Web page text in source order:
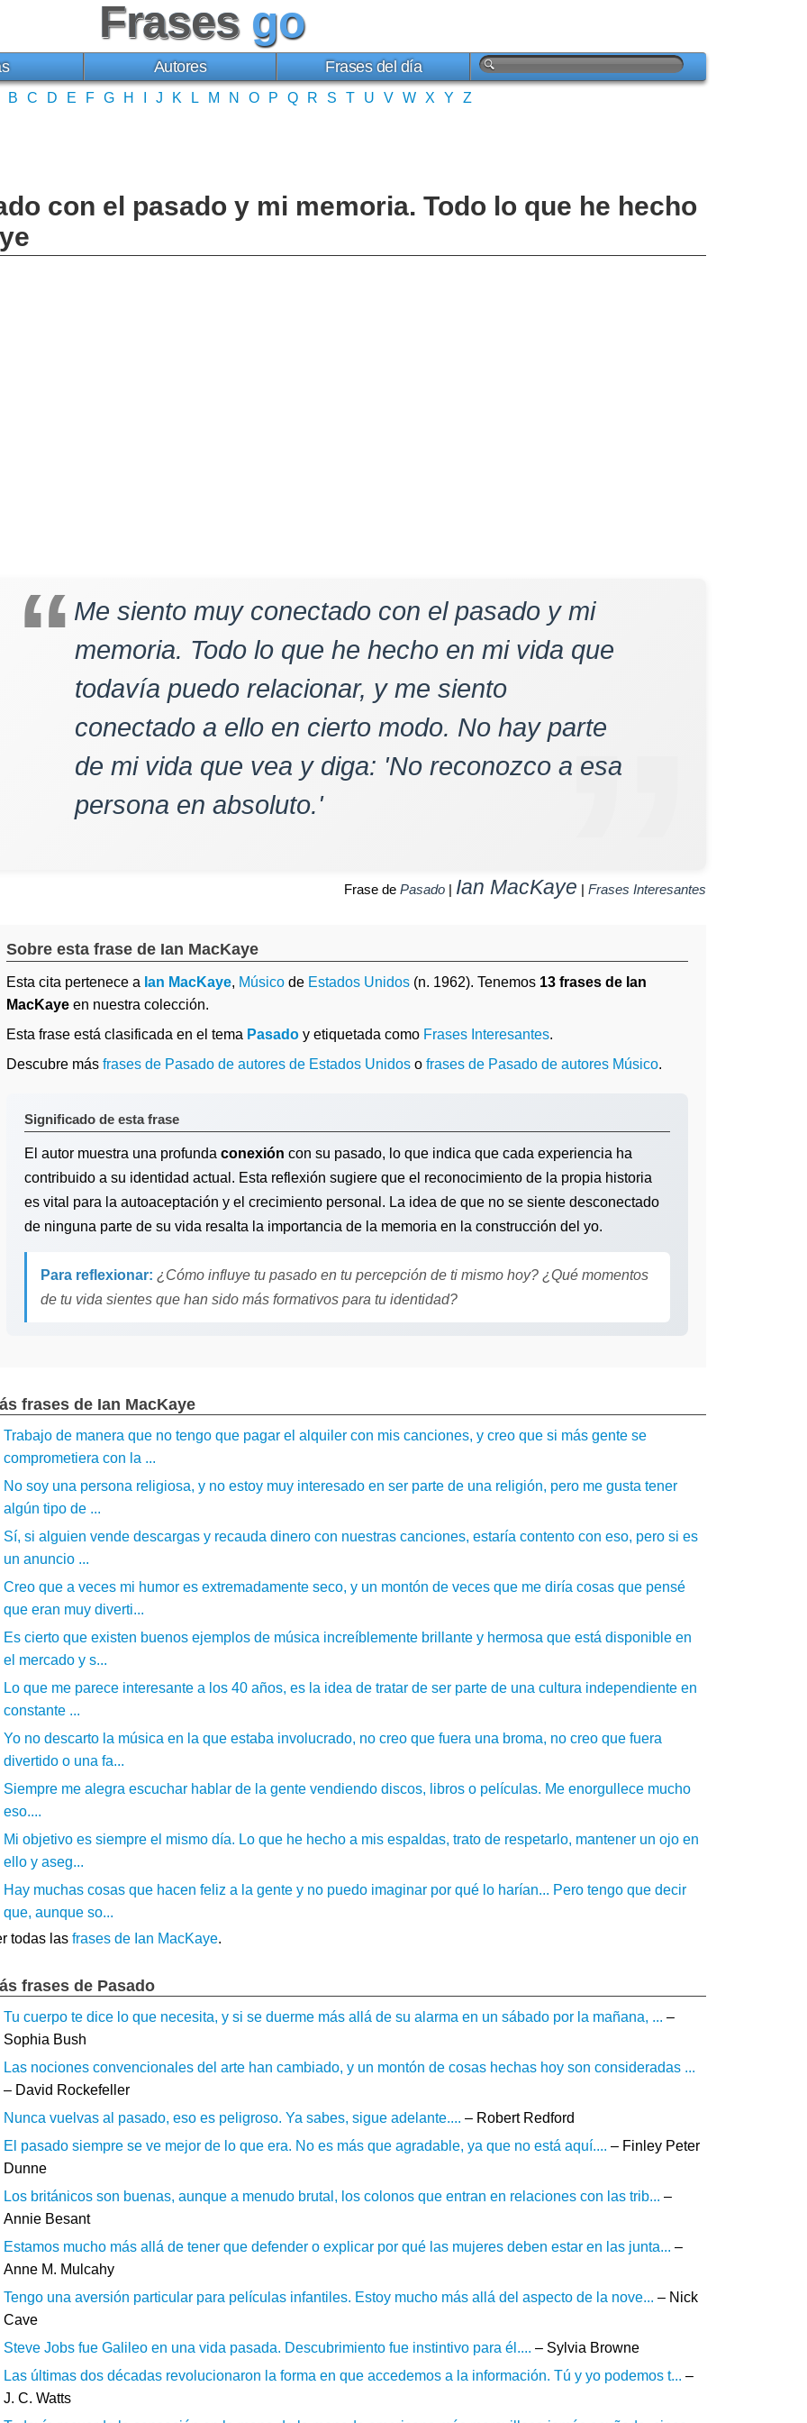
Frases go
Autores Frases del día
B C D E F G H J K L M N O P Q R S T U V W X Y Z
con el pasado y mi memoria. Todo lo que he hecho
Me siento muy conectado con el pasado y mi
memoria. Todo lo que he hecho en mi vida que
todavía puedo relacionar, y me siento
conectado a ello en cierto modo. No hay parte
de mi vida que vea y diga: 'No reconozco a esa
persona en absoluto.'
Frase de Pasado | Ian MacKaye | Frases Interesantes
Sobre esta frase de Ian MacKaye
Esta cita pertenece a Ian MacKaye, Músico de Estados Unidos (n. 1962). Tenemos 13 frases de Ian
MacKaye en nuestra colección.
Esta frase está clasificada en el tema Pasado y etiquetada como Frases Interesantes.
Descubre más frases de Pasado de autores de Estados Unidos o frases de Pasado de autores Músico.
Significado de esta frase
El autor muestra una profunda conexión con su pasado, lo que indica que cada experiencia ha
contribuido a su identidad actual. Esta reflexión sugiere que el reconocimiento de la propia historia
es vital para la autoaceptación y el crecimiento personal. La idea de que no se siente desconectado
de ninguna parte de su vida resalta la importancia de la memoria en la construcción del yo.
Para reflexionar: ¿Cómo influye tu pasado en tu percepción de ti mismo hoy? ¿Qué momentos
de tu vida sientes que han sido más formativos para tu identidad?
frases de Ian MacKaye
Trabajo de manera que no tengo que pagar el alquiler con mis canciones, y creo que si más gente se
comprometiera con la ...
No soy una persona religiosa, y no estoy muy interesado en ser parte de una religión, pero me gusta tener
algún tipo de ...
Sí, si alguien vende descargas y recauda dinero con nuestras canciones, estaría contento con eso, pero si es
un anuncio ...
Creo que a veces mi humor es extremadamente seco, y un montón de veces que me diría cosas que pensé
que eran muy diverti...
Es cierto que existen buenos ejemplos de música increíblemente brillante y hermosa que está disponible en
el mercado y s...
Lo que me parece interesante a los 40 años, es la idea de tratar de ser parte de una cultura independiente en
constante ...
Yo no descarto la música en la que estaba involucrado, no creo que fuera una broma, no creo que fuera
divertido o una fa...
Siempre me alegra escuchar hablar de la gente vendiendo discos, libros o películas. Me enorgullece mucho
eso....
Mi objetivo es siempre el mismo día. Lo que he hecho a mis espaldas, trato de respetarlo, mantener un ojo en
ello y aseg...
Hay muchas cosas que hacen feliz a la gente y no puedo imaginar por qué lo harían... Pero tengo que decir
que, aunque so...
todas las frases de Ian MacKaye.
frases de Pasado
Tu cuerpo te dice lo que necesita, y si se duerme más allá de su alarma en un sábado por la mañana, ... –
Sophia Bush
Las nociones convencionales del arte han cambiado, y un montón de cosas hechas hoy son consideradas ...
– David Rockefeller
Nunca vuelvas al pasado, eso es peligroso. Ya sabes, sigue adelante.... – Robert Redford
El pasado siempre se ve mejor de lo que era. No es más que agradable, ya que no está aquí.... – Finley Peter
Dunne
Los británicos son buenas, aunque a menudo brutal, los colonos que entran en relaciones con las trib... –
Annie Besant
Estamos mucho más allá de tener que defender o explicar por qué las mujeres deben estar en las junta... –
Anne M. Mulcahy
Tengo una aversión particular para películas infantiles. Estoy mucho más allá del aspecto de la nove... – Nick
Cave
Steve Jobs fue Galileo en una vida pasada. Descubrimiento fue instintivo para él.... – Sylvia Browne
Las últimas dos décadas revolucionaron la forma en que accedemos a la información. Tú y yo podemos t... –
J. C. Watts